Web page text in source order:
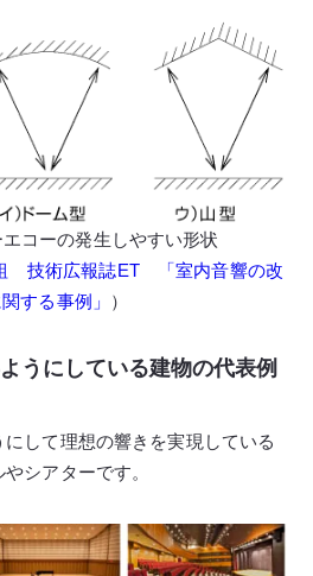
コーの発生しやすい形状
技術広報誌ET 「室内音響の改
する事例」
）
うにしている建物の代表例
して理想の響きを実現している
シアターです。